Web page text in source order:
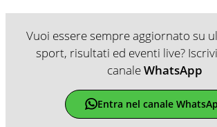
Vuoi essere sempre aggiornato su
sport, risultati ed eventi live?
canaleWhatsApp
Entra nel canale